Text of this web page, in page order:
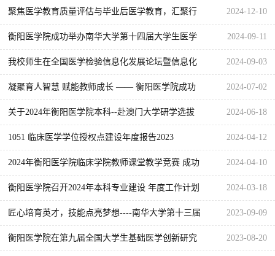
科医学生生涯规划与成长指导 2024-12-10
聚焦医学教育质量评估与毕业后医学教育，汇聚行
业精英共谋发展——湖南省医学教育科技学会医学
教育质量评估专业委员会、 毕业后医学教育专业委
员会成功举办换届大会暨2024年学术年会
2024-09-11
衡阳医学院成功举办南华大学第十四届大学生医学
技术技能竞赛 2024-09-03
我校师生在全国医学检验信息化发展论坛暨信息化
成果展示交流大赛中荣获一等奖 2024-07-02
凝聚育人智慧 赋能教师成长 —— 衡阳医学院成功
举办2024年临床教师教学能力提升培训会 2024-06-18
关于2024年衡阳医学院本科--赴澳门大学研学选拔
面试结果的公示 2024-04-12
1051 临床医学学位授权点建设年度报告2023
2024-04-10
2024年衡阳医学院临床学院教师课堂教学竞赛 成功
举行 2024-03-18
衡阳医学院召开2024年本科专业建设 年度工作计划
汇报会议 2023-09-09
匠心培育英才，技能点亮梦想----南华大学第十三届
大学生医学技术技能竞赛顺利举行 2023-08-20
衡阳医学院在第九届全国大学生基础医学创新研究